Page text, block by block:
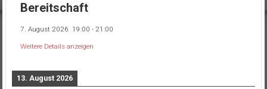
Bereitschaft
7. August 2026 19:00 - 21:00
Weitere Details anzeigen
13. August 2026